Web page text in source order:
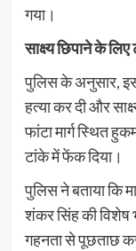
गया।
साक्ष्य छिपाने के
पुलिस के अनुसार,
हत्या कर दी और
फांटा मार्ग स्थित
टांके में फेंक दिया।
पुलिस ने बताया
शंकर सिंह की विशेष
गहनता से पूछताछ